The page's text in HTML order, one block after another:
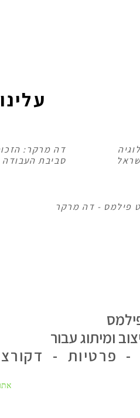
ומיתוג עבור
פרטיות -
עלינו
דה מרקר:
סביבת העבודה
פילמס - דה מרקר